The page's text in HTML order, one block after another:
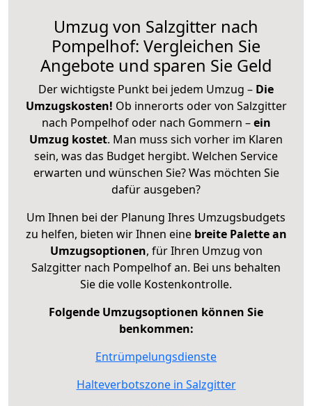
Umzug von Salzgitter nach
Pompelhof: Vergleichen Sie
Angebote und sparen Sie Geld
Der wichtigste Punkt bei jedem Umzug – Die
Umzugskosten! Ob innerorts oder von Salzgitter
nach Pompelhof oder nach Gommern –ein
Umzug kostet. Man muss sich vorher im Klaren
sein, was das Budget hergibt. Welchen Service
erwarten und wünschen Sie? Was möchten Sie
dafür ausgeben?
Um Ihnen bei der Planung Ihres Umzugsbudgets
zu helfen, bieten wir Ihnen eine breite Palette an
Umzugsoptionen, für Ihren Umzug von
Salzgitter nach Pompelhof an. Bei uns behalten
Sie die volle Kostenkontrolle.
Folgende Umzugsoptionen können Sie
benkommen:
Entrümpelungsdienste
Halteverbotszone in Salzgitter